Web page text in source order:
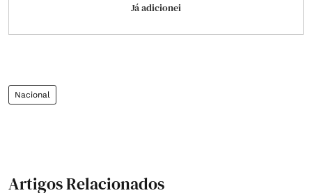
Já adicionei
Nacional
Artigos Relacionados